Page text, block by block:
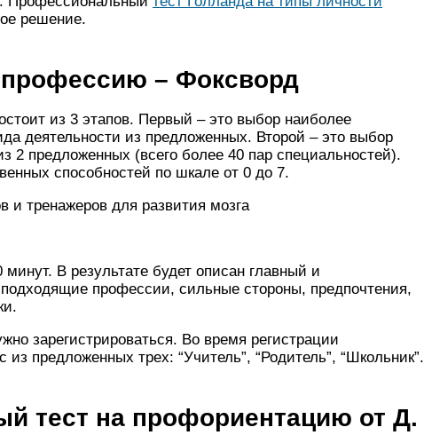
решение.
– Фоксворд
из 3 этапов. Первый – это выбор наиболее
деятельности из предложенных. Второй – это выбор
2 предложенных (всего более 40 пар специальностей).
способностей по шкале от 0 до 7.
и тренажеров для развития мозга
В результате будет описан главный и
профессии, сильные стороны, предпочтения,
зарегистрироваться. Во время регистрации
из предложенных трех: “Учитель”, “Родитель”, “Школьник”.
тест на профориентацию от Д.